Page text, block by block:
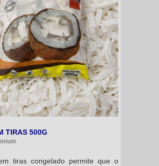
TIRAS 500G
tiras congelado permite que o